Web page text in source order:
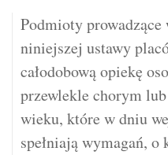
Podmioty
niniejszej ustawy
całodobową opiekę
przewlekle chorym
wieku, które w dniu
spełniają wymagań,